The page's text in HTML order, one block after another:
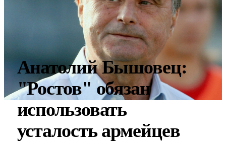
Анатолий Бышовец:
"Ростов" обязан
использовать
усталость армейцев